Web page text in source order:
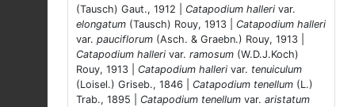
(Tausch) Gaut., 1912 | Catapodium halleri var.
elongatum (Tausch) Rouy, 1913 | Catapodium halleri
var. pauciflorum (Asch. & Graebn.) Rouy, 1913 |
Catapodium halleri var. ramosum (W.D.J.Koch)
Rouy, 1913 | Catapodium halleri var. tenuiculum
(Loisel.) Griseb., 1846 | Catapodium tenellum (L.)
Trab., 1895 | Catapodium tenellum var. aristatum